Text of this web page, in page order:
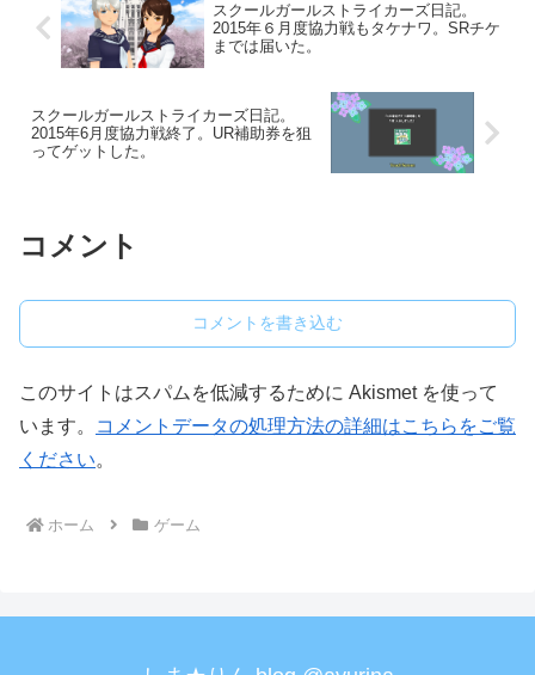
スクールガールストライカーズ日記。
2015年６月度協力戦もタケナワ。SRチケ
までは届いた。
スクールガールストライカーズ日記。
2015年6月度協力戦終了。UR補助券を狙
ってゲットした。
コメント
コメントを書き込む
このサイトはスパムを低減するために Akismet を使って
います。
コメントデータの処理方法の詳細はこちらをご覧
ください。
ホーム ゲーム